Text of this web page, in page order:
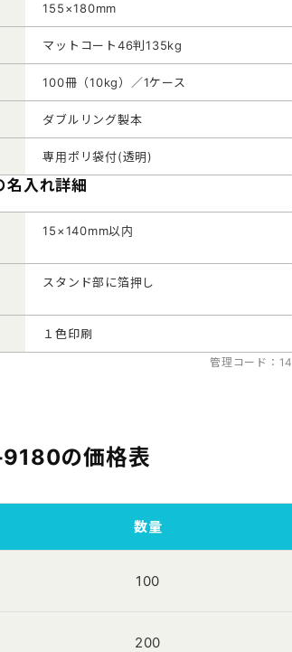
155×180mm
マットコート46判135kg
100冊（10kg）／1ケース
ダブルリング製本
専用ポリ袋付(透明)
入れ詳細
15×140mm以内
スタンド部に箔押し
１色印刷
管理コード：14
の価格表
数量
100
200